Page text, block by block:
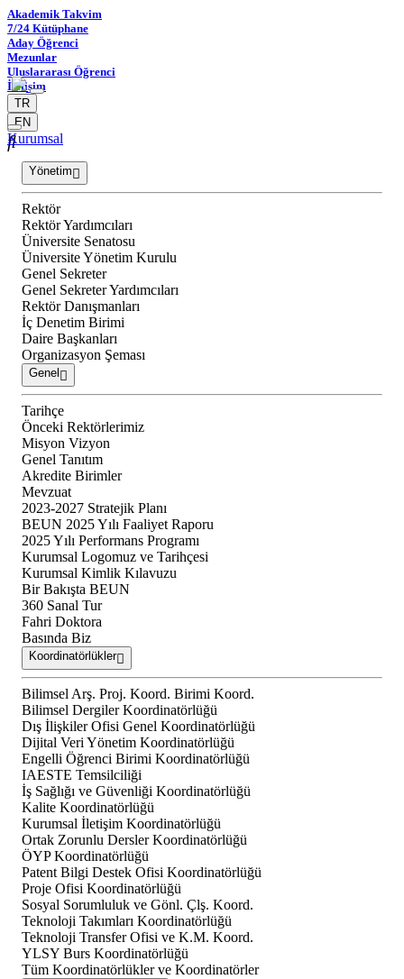
Akademik Takvim
7/24 Kütüphane
Aday Öğrenci
Mezunlar
Uluslararası Öğrenci
İletişim
TR
EN
Kurumsal
Yönetim
Rektör
Rektör Yardımcıları
Üniversite Senatosu
Üniversite Yönetim Kurulu
Genel Sekreter
Genel Sekreter Yardımcıları
Rektör Danışmanları
İç Denetim Birimi
Daire Başkanları
Organizasyon Şeması
Genel
Tarihçe
Önceki Rektörlerimiz
Misyon Vizyon
Genel Tanıtım
Akredite Birimler
Mevzuat
2023-2027 Stratejik Planı
BEUN 2025 Yılı Faaliyet Raporu
2025 Yılı Performans Programı
Kurumsal Logomuz ve Tarihçesi
Kurumsal Kimlik Kılavuzu
Bir Bakışta BEUN
360 Sanal Tur
Fahri Doktora
Basında Biz
Koordinatörlükler
Bilimsel Arş. Proj. Koord. Birimi Koord.
Bilimsel Dergiler Koordinatörlüğü
Dış İlişkiler Ofisi Genel Koordinatörlüğü
Dijital Veri Yönetim Koordinatörlüğü
Engelli Öğrenci Birimi Koordinatörlüğü
IAESTE Temsilciliği
İş Sağlığı ve Güvenliği Koordinatörlüğü
Kalite Koordinatörlüğü
Kurumsal İletişim Koordinatörlüğü
Ortak Zorunlu Dersler Koordinatörlüğü
ÖYP Koordinatörlüğü
Patent Bilgi Destek Ofisi Koordinatörlüğü
Proje Ofisi Koordinatörlüğü
Sosyal Sorumluluk ve Gönl. Çlş. Koord.
Teknoloji Takımları Koordinatörlüğü
Teknoloji Transfer Ofisi ve K.M. Koord.
YLSY Burs Koordinatörlüğü
Tüm Koordinatörlükler ve Koordinatörler